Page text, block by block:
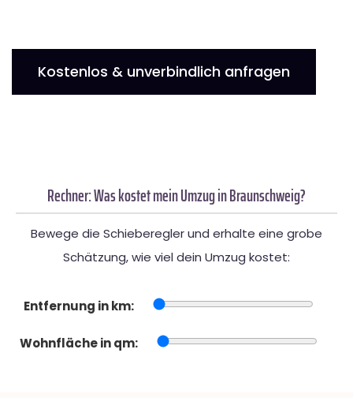
Kostenlos & unverbindlich anfragen
Rechner: Was kostet mein Umzug in Braunschweig?
Bewege die Schieberegler und erhalte eine grobe
Schätzung, wie viel dein Umzug kostet:
Entfernung in km:
Wohnfläche in qm: